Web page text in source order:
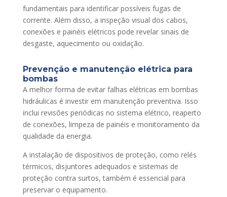
fundamentais para identificar possíveis fugas de
corrente. Além disso, a inspeção visual dos cabos,
conexões e painéis elétricos pode revelar sinais de
desgaste, aquecimento ou oxidação.
Prevenção e manutenção elétrica para
bombas
A melhor forma de evitar falhas elétricas em bombas
hidráulicas é investir em manutenção preventiva. Isso
inclui revisões periódicas no sistema elétrico, reaperto
de conexões, limpeza de painéis e monitoramento da
qualidade da energia.
A instalação de dispositivos de proteção, como relés
térmicos, disjuntores adequados e sistemas de
proteção contra surtos, também é essencial para
preservar o equipamento.